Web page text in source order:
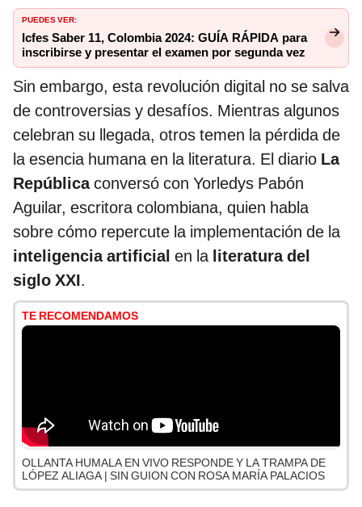
PUEDES VER:
Icfes Saber 11, Colombia 2024: GUÍA RÁPIDA para
inscribirse y presentar el examen por segunda vez
Sin embargo, esta revolución digital no se salva
de controversias y desafíos. Mientras algunos
celebran su llegada, otros temen la pérdida de
la esencia humana en la literatura. El diario La
Repúblicaconversó con Yorledys Pabón
Aguilar, escritora colombiana, quien habla
sobre cómo repercute la implementación de la
inteligencia artificial en la literatura del
siglo XXI.
TE RECOMENDAMOS
OLLANTA HUMALA EN VIVO RESPONDE Y LA TRAMPA DE
LÓPEZ ALIAGA | SIN GUION CON ROSA MARÍA PALACIOS